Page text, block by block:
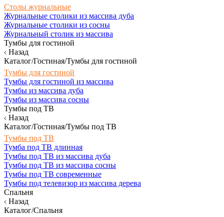
Столы журнальные
Журнальные столики из массива дуба
Журнальные столики из сосны
Журнальный столик из массива
Тумбы для гостиной
Назад
Каталог/Гостиная/Тумбы для гостиной
Тумбы для гостиной
Тумбы для гостиной из массива
Тумбы из массива дуба
Тумбы из массива сосны
Тумбы под ТВ
Назад
Каталог/Гостиная/Тумбы под ТВ
Тумбы под ТВ
Тумба под ТВ длинная
Тумбы под ТВ из массива дуба
Тумбы под ТВ из массива сосны
Тумбы под ТВ современные
Тумбы под телевизор из массива дерева
Спальня
Назад
Каталог/Спальня